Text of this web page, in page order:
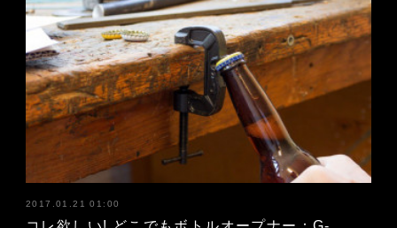
2017.01.21 01:00